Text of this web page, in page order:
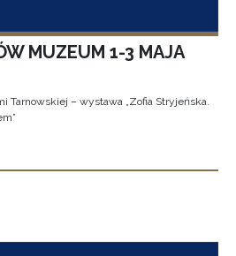
MUZEUM 1-3 MAJA
Tarnowskiej – wystawa „Zofia Stryjeńska.